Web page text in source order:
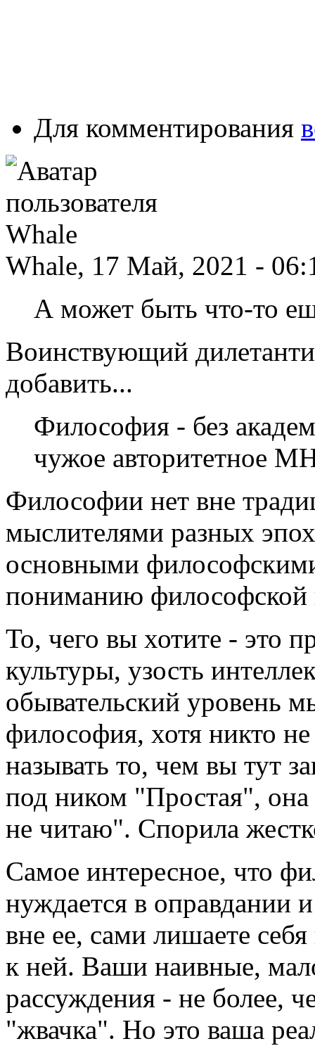
Для комментирования
Whale, 17 Май, 2021 -
А может быть что-то
Воинствующий
добавить...
Философия - без
чужое авторитетное
Философии нет вне
мыслителями разных
основными
пониманию философской
То, чего вы хотите - это
культуры, узость
обывательский уровень
философия, хотя никто
называть то, чем вы тут
под ником "Простая",
не читаю". Спорила
Самое интересное, что
нуждается в оправдании
вне ее, сами лишаете
к ней. Ваши наивные,
рассуждения - не более,
"жвачка". Hо это ваша